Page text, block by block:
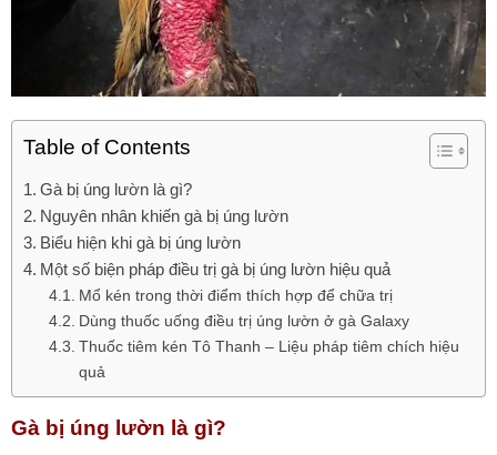
Table of Contents
Gà bị úng lườn là gì?
Nguyên nhân khiến gà bị úng lườn
Biểu hiện khi gà bị úng lườn
Một số biện pháp điều trị gà bị úng lườn hiệu quả
Mổ kén trong thời điểm thích hợp để chữa trị
Dùng thuốc uống điều trị úng lườn ở gà Galaxy
Thuốc tiêm kén Tô Thanh – Liệu pháp tiêm chích hiệu
quả
Gà bị úng lườn là gì?